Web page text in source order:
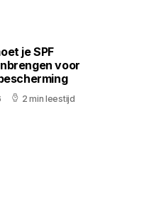
je SPF
voor
2 min leestijd